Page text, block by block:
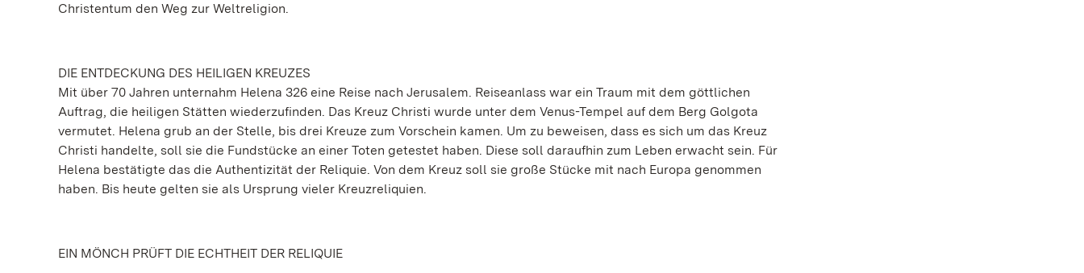
Christentum den Weg zur Weltreligion.
DIE ENTDECKUNG DES HEILIGEN KREUZES
Mit über 70 Jahren unternahm Helena 326 eine Reise nach Jerusalem. Reiseanlass war ein Traum mit dem göttlichen
Auftrag, die heiligen Stätten wiederzufinden. Das Kreuz Christi wurde unter dem Venus-Tempel auf dem Berg Golgota
vermutet. Helena grub an der Stelle, bis drei Kreuze zum Vorschein kamen. Um zu beweisen, dass es sich um das Kreuz
Christi handelte, soll sie die Fundstücke an einer Toten getestet haben. Diese soll daraufhin zum Leben erwacht sein. Für
Helena bestätigte das die Authentizität der Reliquie. Von dem Kreuz soll sie große Stücke mit nach Europa genommen
haben. Bis heute gelten sie als Ursprung vieler Kreuzreliquien.
EIN MÖNCH PRÜFT DIE ECHTHEIT DER RELIQUIE